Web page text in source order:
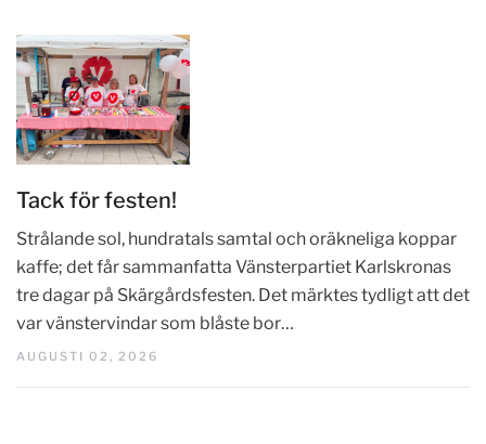
Tack för festen!
Strålande sol, hundratals samtal och oräkneliga koppar
kaffe; det får sammanfatta Vänsterpartiet Karlskronas
tre dagar på Skärgårdsfesten. Det märktes tydligt att det
var vänstervindar som blåste bor…
AUGUSTI 02, 2026